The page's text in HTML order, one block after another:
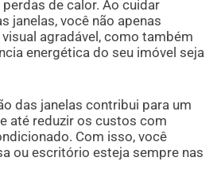
de calor. Ao cuidar
janelas, você não apenas
agradável, como também
energética do seu imóvel seja
das janelas contribui para um
até reduzir os custos com
Com isso, você
ou escritório esteja sempre nas